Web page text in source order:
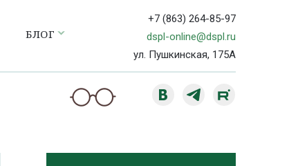
БЛОГ
+7 (863) 264-85-97
dspl-online@dspl.ru
ул. Пушкинская, 175А